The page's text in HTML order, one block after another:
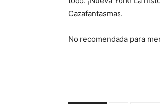
Cazafantasmas.
No recomendada para